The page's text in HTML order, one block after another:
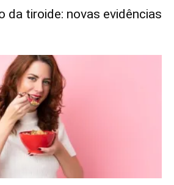
da tiroide: novas evidências